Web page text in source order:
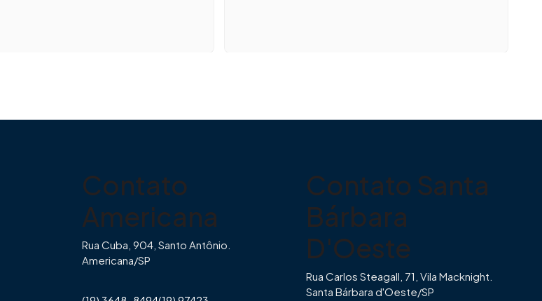
Contato
Americana
Rua Cuba, 904, Santo Antônio.
Americana/SP
Contato Santa
Bárbara
D'Oeste
Rua Carlos Steagall, 71, Vila Macknight.
Santa Bárbara d'Oeste/SP